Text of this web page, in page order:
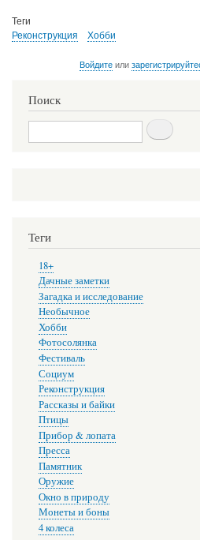
Теги
Реконструкция
Хобби
Войдитеили
Поиск
Поиск
Теги
18+
Дачные заметки
Загадка и исследование
Необычное
Хобби
Фотосолянка
Фестиваль
Социум
Реконструкция
Рассказы и байки
Птицы
Прибор & лопата
Пресса
Памятник
Оружие
Окно в природу
Монеты и боны
4 колеса